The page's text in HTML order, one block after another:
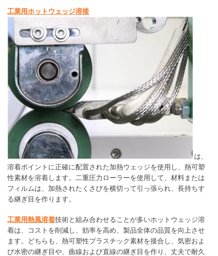
工業用ホットウェッジ溶接
は、
溶着ポイントに正確に配置された加熱ウェッジを使用し、熱可塑
性素材を溶着します。二重圧力ローラーを使用して、材料または
フィルムは、加熱されたくさびを横切って引っ張られ、長持ちす
る継ぎ目を作ります。
工業用熱風溶着技術と組み合わせることが多いホットウェッジ溶
着は、コストを削減し、効率を高め、製品全体の品質を向上させ
ます。どちらも、熱可塑性プラスチック素材を接合し、気密およ
び水密の継ぎ目や、曲線および直線の継ぎ目を作り、丈夫で耐久